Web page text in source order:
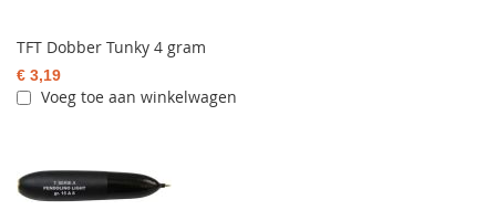
TFT Dobber Tunky 4 gram
€ 3,19
Voeg toe aan winkelwagen